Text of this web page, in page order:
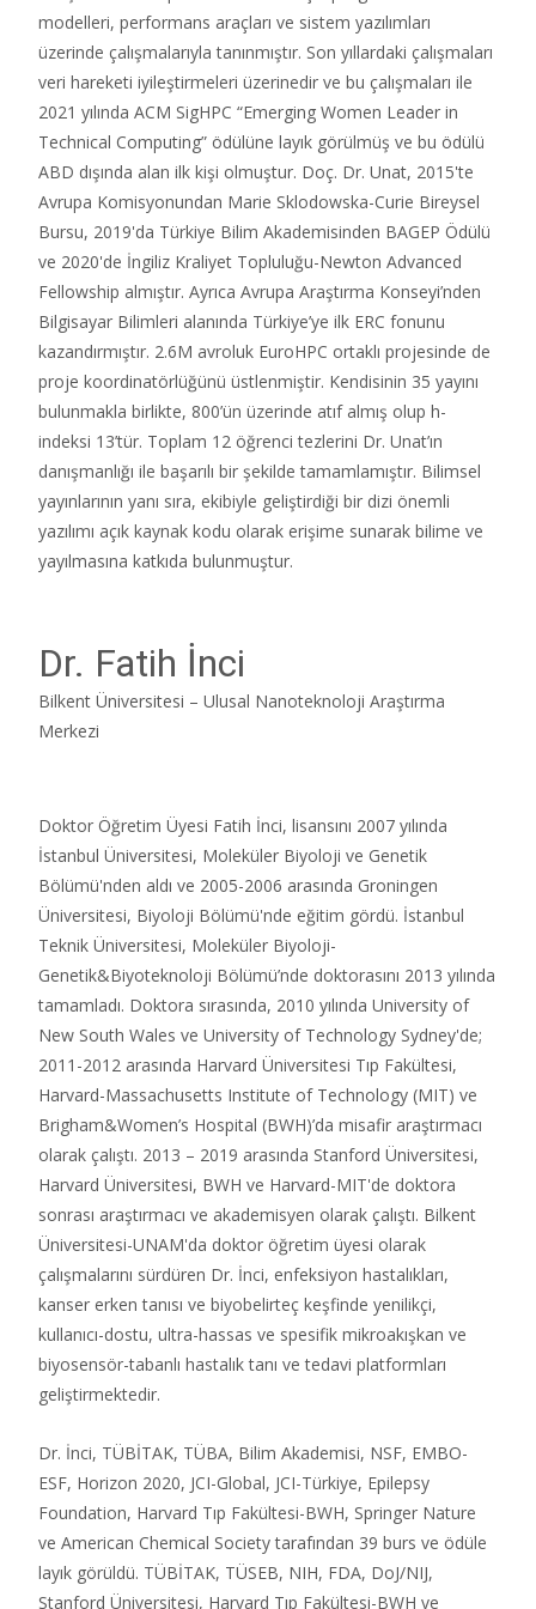
modelleri, performans araçları ve sistem yazılımları
üzerinde çalışmalarıyla tanınmıştır. Son yıllardaki çalışmaları
veri hareketi iyileştirmeleri üzerinedir ve bu çalışmaları ile
2021 yılında ACM SigHPC “Emerging Women Leader in
Technical Computing” ödülüne layık görülmüş ve bu ödülü
ABD dışında alan ilk kişi olmuştur. Doç. Dr. Unat, 2015'te
Avrupa Komisyonundan Marie Sklodowska-Curie Bireysel
Bursu, 2019'da Türkiye Bilim Akademisinden BAGEP Ödülü
ve 2020'de İngiliz Kraliyet Topluluğu-Newton Advanced
Fellowship almıştır. Ayrıca Avrupa Araştırma Konseyi’nden
Bilgisayar Bilimleri alanında Türkiye’ye ilk ERC fonunu
kazandırmıştır. 2.6M avroluk EuroHPC ortaklı projesinde de
proje koordinatörlüğünü üstlenmiştir. Kendisinin 35 yayını
bulunmakla birlikte, 800’ün üzerinde atıf almış olup h-
indeksi 13’tür. Toplam 12 öğrenci tezlerini Dr. Unat’ın
danışmanlığı ile başarılı bir şekilde tamamlamıştır. Bilimsel
yayınlarının yanı sıra, ekibiyle geliştirdiği bir dizi önemli
yazılımı açık kaynak kodu olarak erişime sunarak bilime ve
yayılmasına katkıda bulunmuştur.
Dr. Fatih İnci
Bilkent Üniversitesi – Ulusal Nanoteknoloji Araştırma
Merkezi
Doktor Öğretim Üyesi Fatih İnci, lisansını 2007 yılında
İstanbul Üniversitesi, Moleküler Biyoloji ve Genetik
Bölümü'nden aldı ve 2005-2006 arasında Groningen
Üniversitesi, Biyoloji Bölümü'nde eğitim gördü. İstanbul
Teknik Üniversitesi, Moleküler Biyoloji-
Genetik&Biyoteknoloji Bölümü’nde doktorasını 2013 yılında
tamamladı. Doktora sırasında, 2010 yılında University of
New South Wales ve University of Technology Sydney'de;
2011-2012 arasında Harvard Üniversitesi Tıp Fakültesi,
Harvard-Massachusetts Institute of Technology (MIT) ve
Brigham&Women’s Hospital (BWH)’da misafir araştırmacı
olarak çalıştı. 2013 – 2019 arasında Stanford Üniversitesi,
Harvard Üniversitesi, BWH ve Harvard-MIT'de doktora
sonrası araştırmacı ve akademisyen olarak çalıştı. Bilkent
Üniversitesi-UNAM'da doktor öğretim üyesi olarak
çalışmalarını sürdüren Dr. İnci, enfeksiyon hastalıkları,
kanser erken tanısı ve biyobelirteç keşfinde yenilikçi,
kullanıcı-dostu, ultra-hassas ve spesifik mikroakışkan ve
biyosensör-tabanlı hastalık tanı ve tedavi platformları
geliştirmektedir.
Dr. İnci, TÜBİTAK, TÜBA, Bilim Akademisi, NSF, EMBO-
ESF, Horizon 2020, JCI-Global, JCI-Türkiye, Epilepsy
Foundation, Harvard Tıp Fakültesi-BWH, Springer Nature
ve American Chemical Society tarafından 39 burs ve ödüle
layık görüldü. TÜBİTAK, TÜSEB, NIH, FDA, DoJ/NIJ,
Stanford Üniversitesi, Harvard Tıp Fakültesi-BWH ve